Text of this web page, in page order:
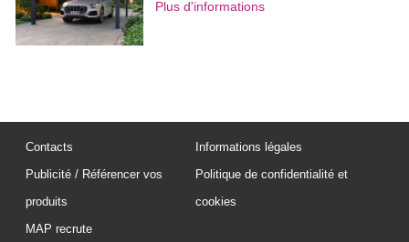
Plus d'informations
Contacts
Publicité / Référencer vos
produits
MAP recrute
Informations légales
Politique de confidentialité et
cookies